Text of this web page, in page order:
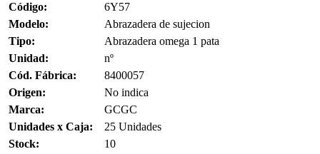
Código:
6Y57
Modelo:
Abrazadera de sujecion
Tipo:
Abrazadera omega 1 pata
Unidad:
nº
Cód. Fábrica:
8400057
Origen:
No indica
Marca:
GCGC
Unidades x Caja:
25 Unidades
Stock:
10